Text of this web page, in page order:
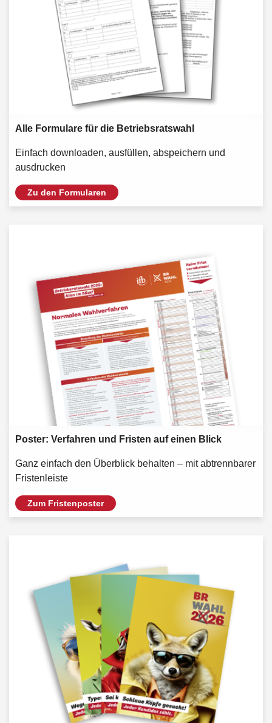
Alle Formulare für die Betriebsratswahl
Einfach downloaden, ausfüllen, abspeichern und
ausdrucken
Zu den Formularen
Poster: Verfahren und Fristen auf einen Blick
Ganz einfach den Überblick behalten – mit abtrennbarer
Fristenleiste
Zum Fristenposter